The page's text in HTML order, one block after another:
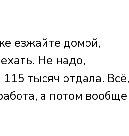
езжайте домой,
Не надо,
тысяч отдала. Всё,
а потом вообще